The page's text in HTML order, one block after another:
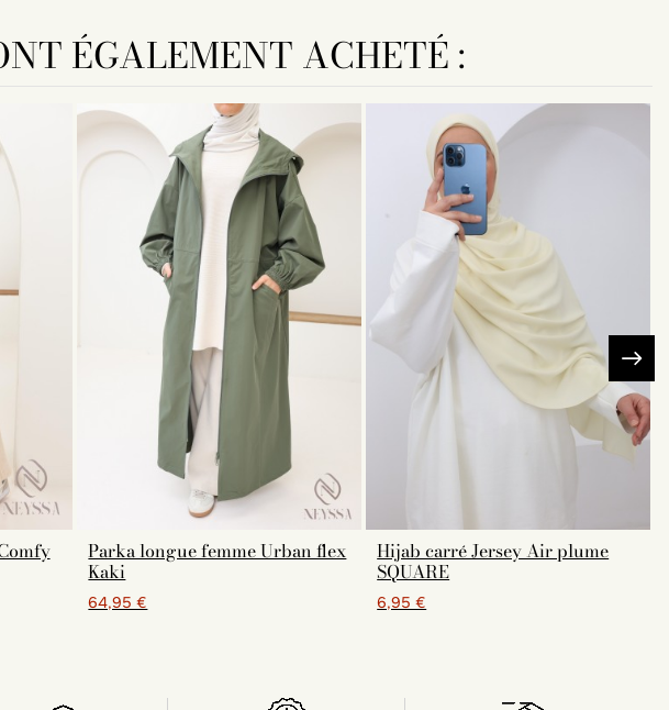
ÉGALEMENT ACHETÉ :
Parka longue femme Urban flex
Kaki
64,95 €
Hijab carré Jersey Air plume
SQUARE
6,95 €